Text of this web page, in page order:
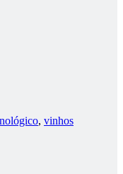
, vinhos